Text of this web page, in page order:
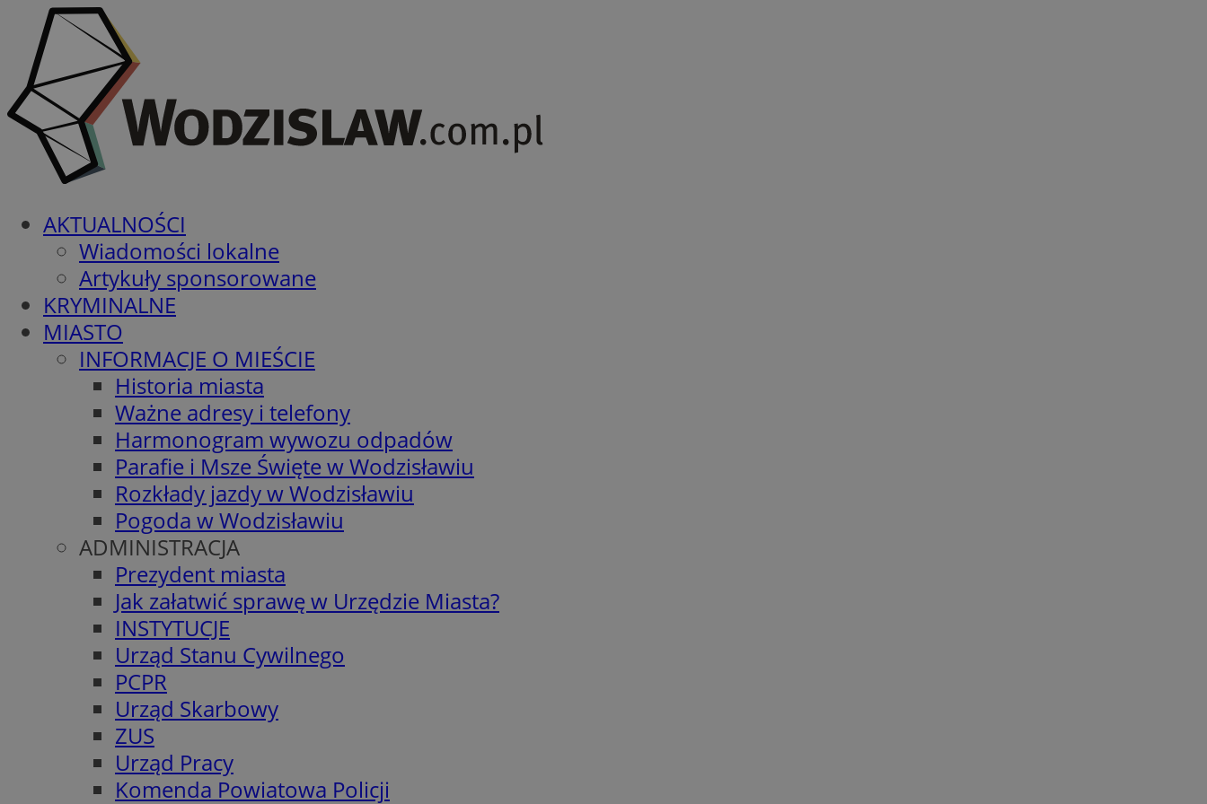
AKTUALNOŚCI
Wiadomości lokalne
Artykuły sponsorowane
KRYMINALNE
MIASTO
INFORMACJE O MIEŚCIE
Historia miasta
Ważne adresy i telefony
Harmonogram wywozu odpadów
Parafie i Msze Święte w Wodzisławiu
Rozkłady jazdy w Wodzisławiu
Pogoda w Wodzisławiu
ADMINISTRACJA
Prezydent miasta
Jak załatwić sprawę w Urzędzie Miasta?
INSTYTUCJE
Urząd Stanu Cywilnego
PCPR
Urząd Skarbowy
ZUS
Urząd Pracy
Komenda Powiatowa Policji